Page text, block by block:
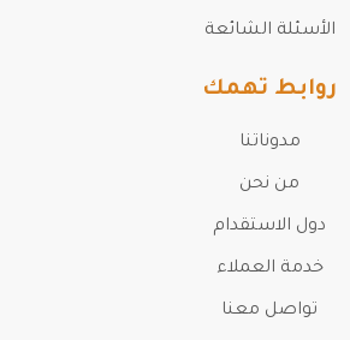
الأسئلة الشائعة
روابط تهمك
مدوناتنا
من نحن
دول الاستقدام
خدمة العملاء
تواصل معنا